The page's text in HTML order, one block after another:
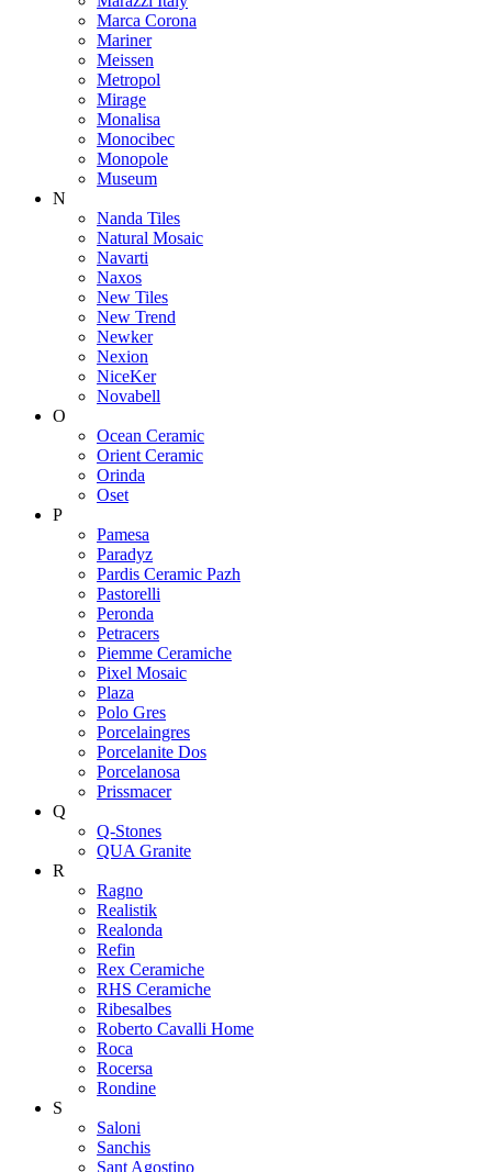
Marca Corona
Mariner
Meissen
Metropol
Mirage
Monalisa
Monocibec
Monopole
Museum
N
Nanda Tiles
Natural Mosaic
Navarti
Naxos
New Tiles
New Trend
Newker
Nexion
NiceKer
Novabell
O
Ocean Ceramic
Orient Ceramic
Orinda
Oset
P
Pamesa
Paradyz
Pardis Ceramic Pazh
Pastorelli
Peronda
Petracers
Piemme Ceramiche
Pixel Mosaic
Plaza
Polo Gres
Porcelaingres
Porcelanite Dos
Porcelanosa
Prissmacer
Q
Q-Stones
QUA Granite
R
Ragno
Realistik
Realonda
Refin
Rex Ceramiche
RHS Ceramiche
Ribesalbes
Roberto Cavalli Home
Roca
Rocersa
Rondine
S
Saloni
Sanchis
Sant Agostino